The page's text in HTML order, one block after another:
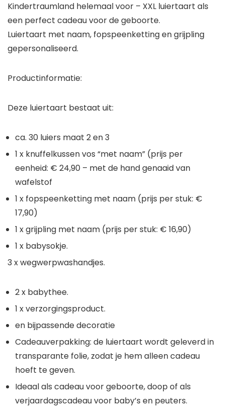
Kindertraumland helemaal voor – XXL luiertaart als
een perfect cadeau voor de geboorte.
Luiertaart met naam, fopspeenketting en grijpling
gepersonaliseerd.
Productinformatie:
Deze luiertaart bestaat uit:
ca. 30 luiers maat 2 en 3
1 x knuffelkussen vos “met naam” (prijs per
eenheid: € 24,90 – met de hand genaaid van
wafelstof
1 x fopspeenketting met naam (prijs per stuk: €
17,90)
1 x grijpling met naam (prijs per stuk: € 16,90)
1 x babysokje.
3 x wegwerpwashandjes.
2 x babythee.
1 x verzorgingsproduct.
en bijpassende decoratie
Cadeauverpakking: de luiertaart wordt geleverd in
transparante folie, zodat je hem alleen cadeau
hoeft te geven.
Ideaal als cadeau voor geboorte, doop of als
verjaardagscadeau voor baby’s en peuters.